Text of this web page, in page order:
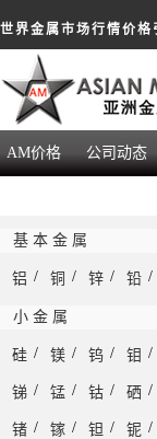
世界金属市场行情价格
AM价格 公司动态
基 本 金 属
铝 / 铜 / 锌 / 铅 /
小 金 属
硅 / 镁 / 钨 / 钼 /
锑 / 锰 / 钴 / 硒 /
锗 / 镓 / 钽 / 铌 /